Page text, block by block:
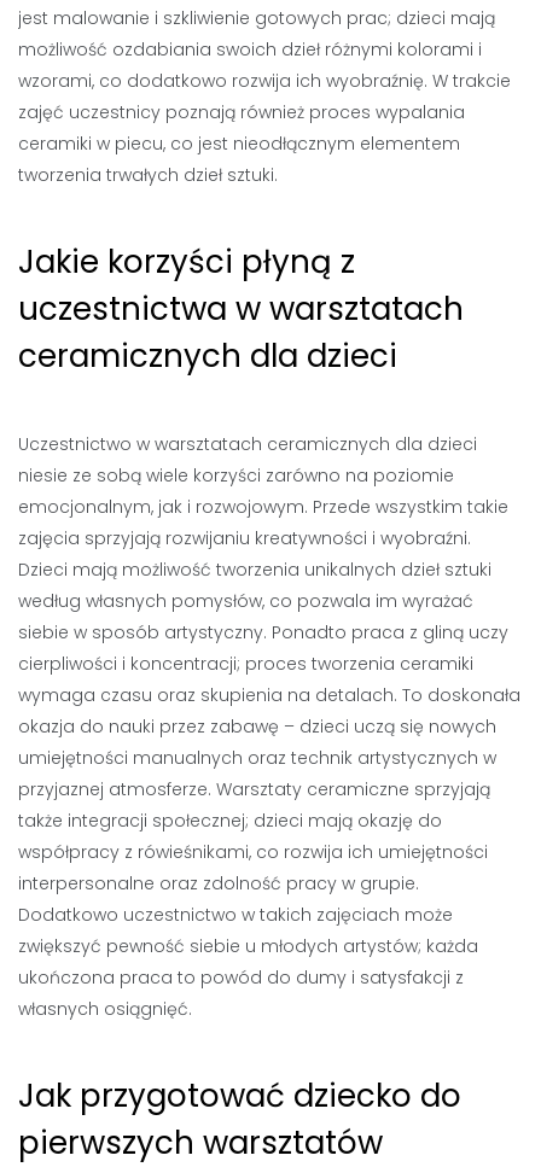
jest malowanie i szkliwienie gotowych prac; dzieci mają
możliwość ozdabiania swoich dzieł różnymi kolorami i
wzorami, co dodatkowo rozwija ich wyobraźnię. W trakcie
zajęć uczestnicy poznają również proces wypalania
ceramiki w piecu, co jest nieodłącznym elementem
tworzenia trwałych dzieł sztuki.
Jakie korzyści płyną z
uczestnictwa w warsztatach
ceramicznych dla dzieci
Uczestnictwo w warsztatach ceramicznych dla dzieci
niesie ze sobą wiele korzyści zarówno na poziomie
emocjonalnym, jak i rozwojowym. Przede wszystkim takie
zajęcia sprzyjają rozwijaniu kreatywności i wyobraźni.
Dzieci mają możliwość tworzenia unikalnych dzieł sztuki
według własnych pomysłów, co pozwala im wyrażać
siebie w sposób artystyczny. Ponadto praca z gliną uczy
cierpliwości i koncentracji; proces tworzenia ceramiki
wymaga czasu oraz skupienia na detalach. To doskonała
okazja do nauki przez zabawę – dzieci uczą się nowych
umiejętności manualnych oraz technik artystycznych w
przyjaznej atmosferze. Warsztaty ceramiczne sprzyjają
także integracji społecznej; dzieci mają okazję do
współpracy z rówieśnikami, co rozwija ich umiejętności
interpersonalne oraz zdolność pracy w grupie.
Dodatkowo uczestnictwo w takich zajęciach może
zwiększyć pewność siebie u młodych artystów; każda
ukończona praca to powód do dumy i satysfakcji z
własnych osiągnięć.
Jak przygotować dziecko do
pierwszych warsztatów